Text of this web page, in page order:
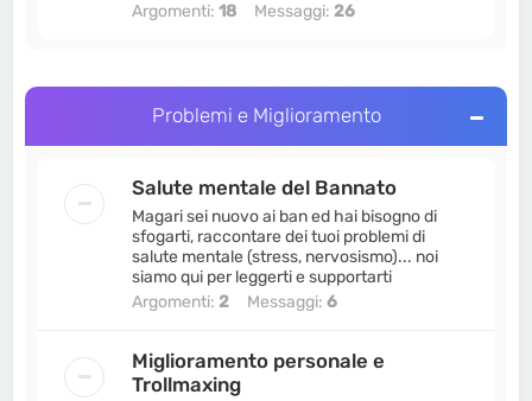
Argomenti:18 Messaggi:26
Problemi e Miglioramento
Salute mentale del Bannato
Magari sei nuovo ai ban ed hai bisogno di
sfogarti, raccontare dei tuoi problemi di
salute mentale (stress, nervosismo)... noi
siamo qui per leggerti e supportarti
Argomenti:2 Messaggi:6
Miglioramento personale e
Trollmaxing